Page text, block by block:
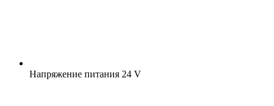
Напряжение питания 24 V